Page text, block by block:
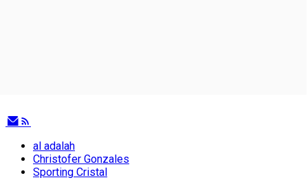
al adalah
Christofer Gonzales
Sporting Cristal